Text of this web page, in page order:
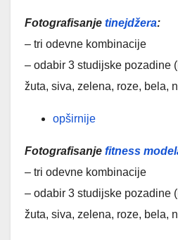
Fotografisanje tinejdžera:
– tri odevne kombinacije
– odabir 3 studijske pozadine
žuta, siva, zelena, roze, bela,
opširnije
Fotografisanje fitness
– tri odevne kombinacije
– odabir 3 studijske pozadine
žuta, siva, zelena, roze, bela,